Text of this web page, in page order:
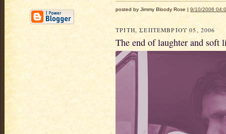
posted by Jimmy Bloody Rose | 9/10/2006
ΤΡΊΤΗ, ΣΕΠΤΕΜΒΡΊΟΥ 05, 2006
The end of laughter and soft